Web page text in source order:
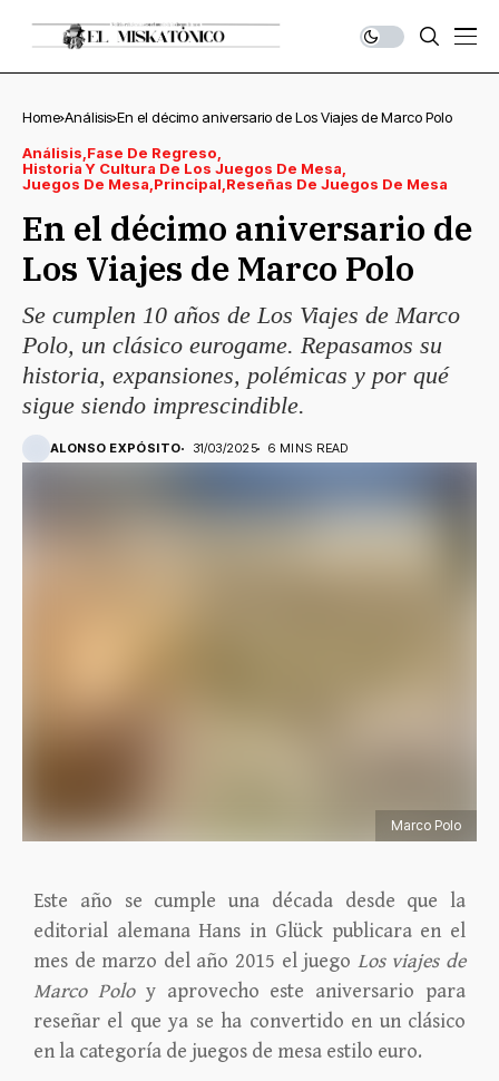
Home Análisis En el décimo aniversario de Los Viajes de Marco Polo
Análisis Fase De Regreso
Historia Y Cultura De Los Juegos De Mesa
Juegos De Mesa Principal Reseñas De Juegos De Mesa
En el décimo aniversario de
Los Viajes de Marco Polo
Se cumplen 10 años de Los Viajes de Marco
Polo, un clásico eurogame. Repasamos su
historia, expansiones, polémicas y por qué
sigue siendo imprescindible.
ALONSO EXPÓSITO 31/03/2025 6 MINS READ
Marco Polo
Este año se cumple una década desde que la
editorial alemana Hans in Glück publicara en el
mes de marzo del año 2015 el juego Los viajes de
Marco Poloy aprovecho este aniversario para
reseñar el que ya se ha convertido en un clásico
en la categoría de juegos de mesa estilo euro.